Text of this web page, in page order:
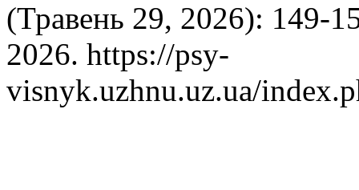
(Травень 29, 2026): 149-
2026. https://psy-
visnyk.uzhnu.uz.ua/